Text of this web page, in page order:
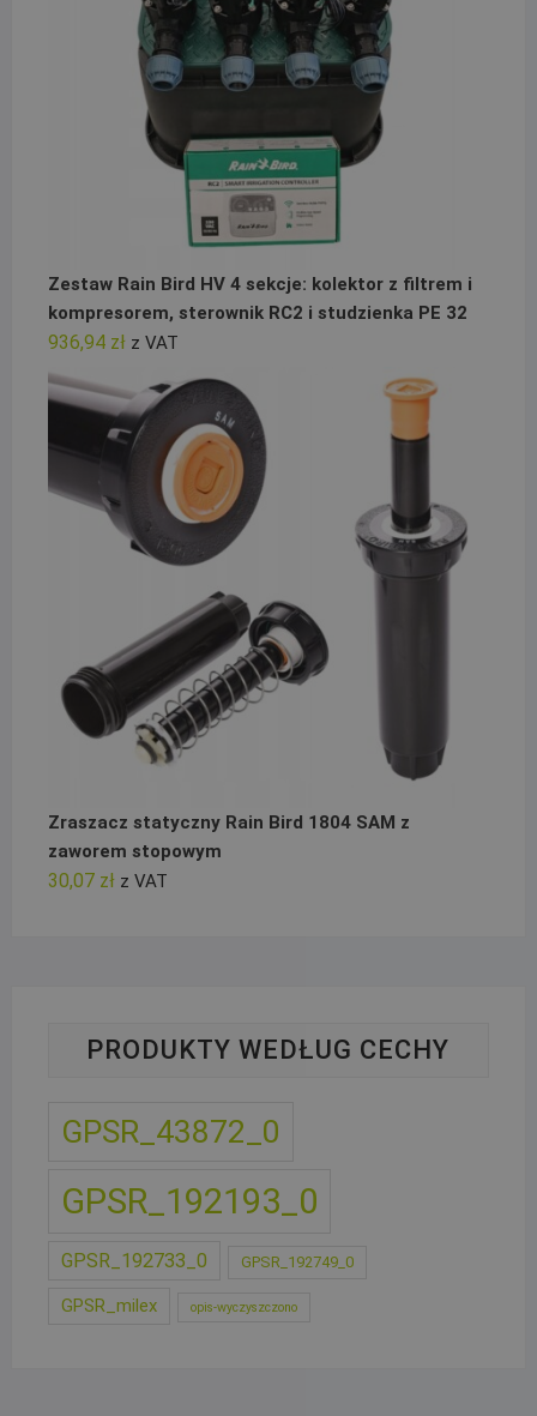
Zestaw Rain Bird HV 4 sekcje: kolektor z filtrem i
kompresorem, sterownik RC2 i studzienka PE 32
936,94 zł z VAT
Zraszacz statyczny Rain Bird 1804 SAM z
zaworem stopowym
30,07 zł z VAT
PRODUKTY WEDŁUG CECHY
GPSR_43872_0
GPSR_192193_0
GPSR_192733_0 GPSR_192749_0
GPSR_milex opis-wyczyszczono